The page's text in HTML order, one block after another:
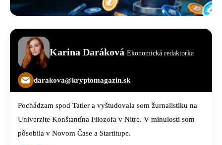
Karina Daráková Ekonomická redaktorka
darakova@kryptomagazin.sk
Pochádzam spod Tatier a vyštudovala som žurnalistiku na
Univerzite Konštantína Filozofa v Nitre. V minulosti som
pôsobila v Novom Čase a Startitupe.